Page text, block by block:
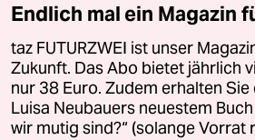
Endlich mal ein Magazin
taz FUTURZWEI ist unser
Zukunft. Das Abo bietet jährlich
nur 38 Euro. Zudem erhalten
Luisa Neubauers neuestem Buch
wir mutig sind?“ (solange Vorrat